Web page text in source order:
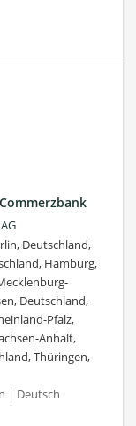
Deutschland,
Hamburg,
Deutschland,
Pfalz,
Anhalt,
Thüringen,
| Deutsch